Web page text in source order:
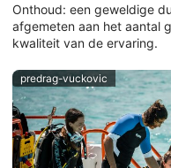
Onthoud: een geweldige
afgemeten aan het aantal
kwaliteit van de ervaring.
predrag-vuckovic